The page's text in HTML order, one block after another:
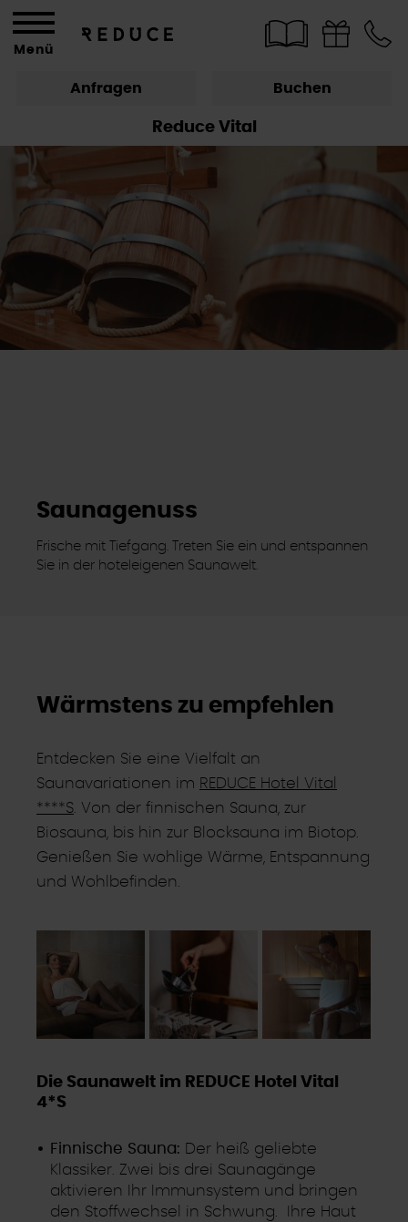
Saunagenuss
Frische mit Tiefgang. Treten Sie ein und entspannen
Sie in der hoteleigenen Saunawelt.
Reduce Vital
Anfragen Buchen
Wärmstens zu empfehlen
Entdecken Sie eine Vielfalt an
Saunavariationen im REDUCE Hotel Vital
****S . Von der finnischen Sauna, zur
Biosauna, bis hin zur Blocksauna im Biotop.
Genießen Sie wohlige Wärme, Entspannung
und Wohlbefinden.
Die Saunawelt im REDUCE Hotel Vital
4*S
Finnische Sauna: Der heiß geliebte
Klassiker. Zwei bis drei Saunagänge
aktivieren Ihr Immunsystem und bringen
den Stoffwechsel in Schwung. Ihre Haut
Menü